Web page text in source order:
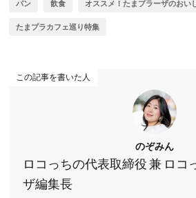
パン 飲食 オススメ！たまプラーザのおい
たまプラカフェ巡り特集
この記事を書いた人
のぞみん
ロコっちの代表取締役 兼 ロコ
ザ編集長